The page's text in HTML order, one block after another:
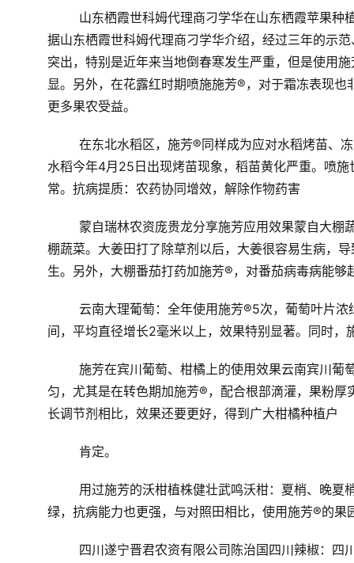
山东栖霞世科姆代理商刁学华在山东栖霞苹果种
据山东栖霞世科姆代理商刁学华介绍，经过三年的示
突出，特别是近年来当地倒春寒发生严重，但是使用
显。另外，在花露红时期喷施施芳®，对于霜冻表现
更多果农受益。
在东北水稻区，施芳®同样成为应对水稻烤苗、
水稻今年4月25日出现烤苗现象，稻苗黄化严重。喷
常。 抗病提质：农药协同增效，解除作物药害
蒙自瑞林农资庞贵龙分享施芳应用效果蒙自大棚
棚蔬菜。大姜田打了除草剂以后，大姜很容易生病，
生。另外，大棚番茄打药加施芳®，对番茄病毒病能够
云南大理葡萄： 全年使用施芳®5次，葡萄叶片
间，平均直径增长2毫米以上，效果特别显著。同时
施芳在宾川葡萄、柑橘上的使用效果云南宾川葡
匀，尤其是在转色期加施芳®，配合根部滴灌，果粉
长调节剂相比，效果还要更好，得到广大柑橘种植户
肯定。
用过施芳的沃柑植株健壮武鸣沃柑： 夏梢、晚夏
绿，抗病能力也更强，与对照田相比，使用施芳®的果
四川遂宁晋君农资有限公司陈治国四川辣椒： 四